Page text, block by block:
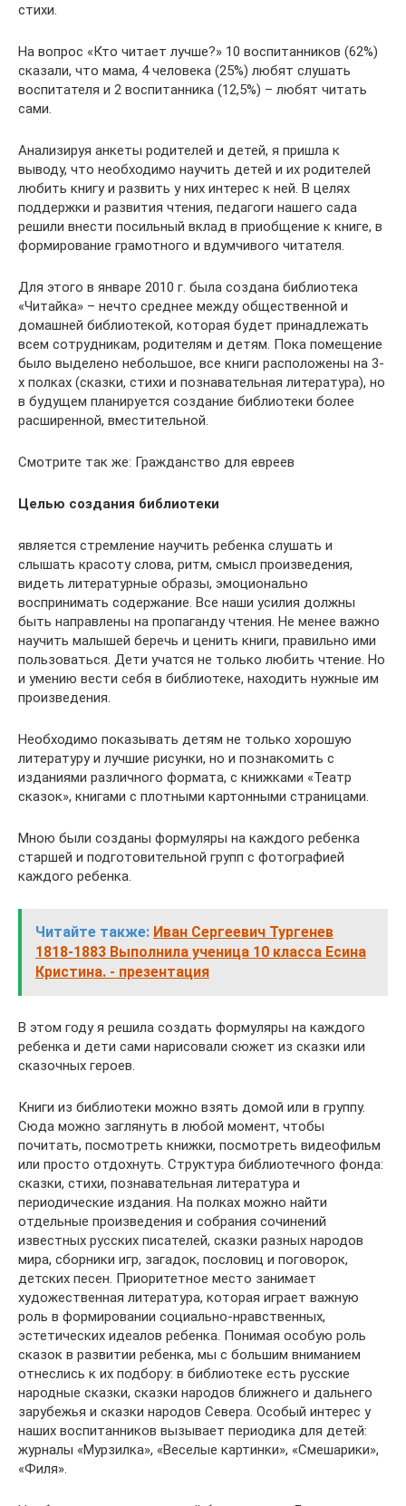
стихи.
На вопрос «Кто читает лучше?» 10 воспитанников (62%)
сказали, что мама, 4 человека (25%) любят слушать
воспитателя и 2 воспитанника (12,5%) – любят читать
сами.
Анализируя анкеты родителей и детей, я пришла к
выводу, что необходимо научить детей и их родителей
любить книгу и развить у них интерес к ней. В целях
поддержки и развития чтения, педагоги нашего сада
решили внести посильный вклад в приобщение к книге, в
формирование грамотного и вдумчивого читателя.
Для этого в январе 2010 г. была создана библиотека
«Читайка» – нечто среднее между общественной и
домашней библиотекой, которая будет принадлежать
всем сотрудникам, родителям и детям. Пока помещение
было выделено небольшое, все книги расположены на 3-
х полках (сказки, стихи и познавательная литература), но
в будущем планируется создание библиотеки более
расширенной, вместительной.
Смотрите так же: Гражданство для евреев
Целью создания библиотеки
является стремление научить ребенка слушать и
слышать красоту слова, ритм, смысл произведения,
видеть литературные образы, эмоционально
воспринимать содержание. Все наши усилия должны
быть направлены на пропаганду чтения. Не менее важно
научить малышей беречь и ценить книги, правильно ими
пользоваться. Дети учатся не только любить чтение. Но
и умению вести себя в библиотеке, находить нужные им
произведения.
Необходимо показывать детям не только хорошую
литературу и лучшие рисунки, но и познакомить с
изданиями различного формата, с книжками «Театр
сказок», книгами с плотными картонными страницами.
Мною были созданы формуляры на каждого ребенка
старшей и подготовительной групп с фотографией
каждого ребенка.
Читайте также: Иван Сергеевич Тургенев
1818-1883 Выполнила ученица 10 класса Есина
Кристина. - презентация
В этом году я решила создать формуляры на каждого
ребенка и дети сами нарисовали сюжет из сказки или
сказочных героев.
Книги из библиотеки можно взять домой или в группу.
Сюда можно заглянуть в любой момент, чтобы
почитать, посмотреть книжки, посмотреть видеофильм
или просто отдохнуть. Структура библиотечного фонда:
сказки, стихи, познавательная литература и
периодические издания. На полках можно найти
отдельные произведения и собрания сочинений
известных русских писателей, сказки разных народов
мира, сборники игр, загадок, пословиц и поговорок,
детских песен. Приоритетное место занимает
художественная литература, которая играет важную
роль в формировании социально-нравственных,
эстетических идеалов ребенка. Понимая особую роль
сказок в развитии ребенка, мы с большим вниманием
отнеслись к их подбору: в библиотеке есть русские
народные сказки, сказки народов ближнего и дальнего
зарубежья и сказки народов Севера. Особый интерес у
наших воспитанников вызывает периодика для детей:
журналы «Мурзилка», «Веселые картинки», «Смешарики»,
«Филя».